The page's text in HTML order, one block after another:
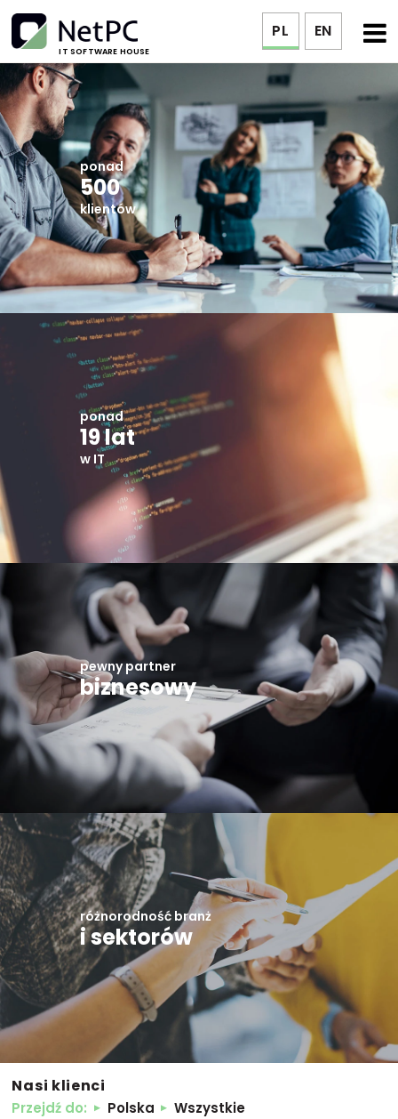
IT SOFTWARE HOUSE
PL EN
ponad
500
klientów
ponad
19 lat
w IT
pewny partner
biznesowy
różnorodność branż
i sektorów
Nasi klienci
Przejdź do: Polska Wszystkie